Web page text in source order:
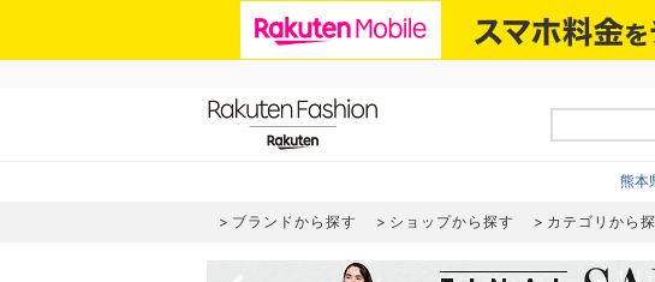
熊本
ブランドから探す ショップから探す カテゴリから